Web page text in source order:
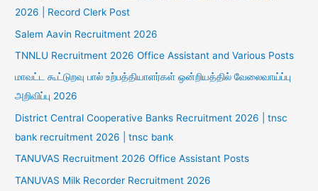
2026 | Record Clerk Post
Salem Aavin Recruitment 2026
TNNLU Recruitment 2026 Office Assistant and Various Posts
மாவட்ட கூட்டுறவு பால் உற்பத்தியாளர்கள் ஒன்றியத்தில் வேலைவாய்ப்பு
அறிவிப்பு 2026
District Central Cooperative Banks Recruitment 2026 | tnsc
bank recruitment 2026 | tnsc bank
TANUVAS Recruitment 2026 Office Assistant Posts
TANUVAS Milk Recorder Recruitment 2026